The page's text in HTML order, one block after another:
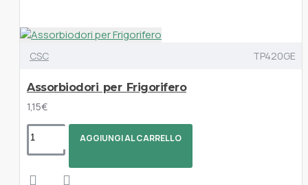
CSC TP420GE
Assorbiodori per Frigorifero
1,15€
AGGIUNGI AL CARRELLO